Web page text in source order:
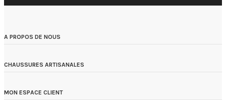
A PROPOS DE NOUS
CHAUSSURES ARTISANALES
MON ESPACE CLIENT